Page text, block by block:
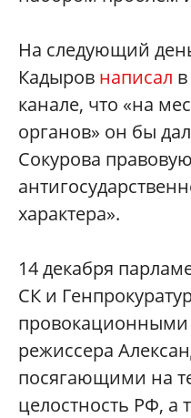
На следующий
Кадыров написал
канале, что «на
органов» он бы
Сокурова
характера».
14 декабря
СК и
режиссера
посягающими на
целостность РФ, а